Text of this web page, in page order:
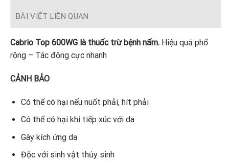
BÀI VIẾT LIÊN QUAN
Cabrio Top 600WG là thuốc trừ bệnh nấm. Hiệu quả phổ
rộng – Tác động cực nhanh
CẢNH BẢO
Có thể có hại nếu nuốt phải, hít phải
Có thể có hại khi tiếp xúc với da
Gây kích ứng da
Độc với sinh vật thủy sinh